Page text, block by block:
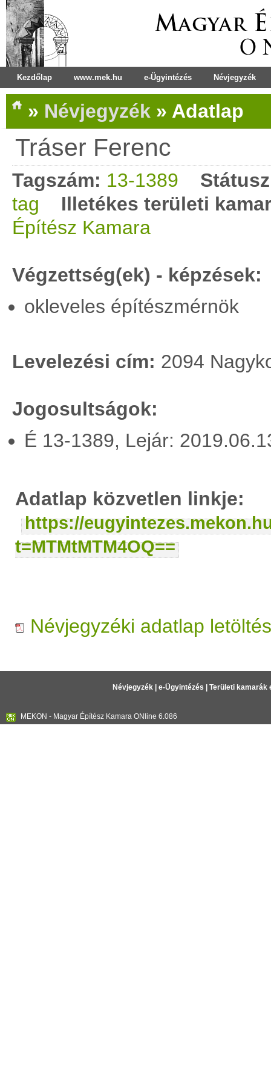
Kezdőlap www.mek.hu e-Ügyintézés Névjegyzék
» Névjegyzék » Adatlap
Tráser Ferenc
Tagszám: 13-1389
tag
Illetékes területi
Építész Kamara
Végzettség(ek) - képzések:
okleveles építészmérnök
Levelezési cím: 2094
Jogosultságok:
É 13-1389, Lejár:
Adatlap közvetlen linkje:
https://
t=MTMtMTM4OQ==
Névjegyzéki adatlap
Névjegyzék| e-Ügyintézés Területi kamarák
MEKON - Magyar Építész Kamara ONline 6.086